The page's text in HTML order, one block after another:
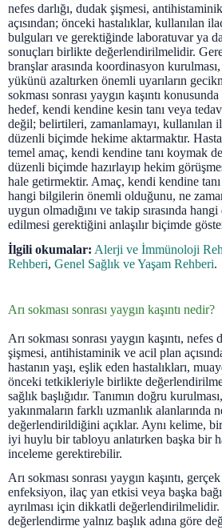
nefes darlığı, dudak şişmesi,
açısından; önceki hastalıklar, kullanılan
bulguları ve gerektiğinde laboratuvar ya
sonuçları birlikte değerlendirilmelidir.
branşlar arasında koordinasyon
yükünü azaltırken önemli uyarıların
sokması sonrası yaygın kaşıntı
hedef, kendi kendine kesin tanı veya
değil; belirtileri, zamanlamayı, kullanılan
düzenli biçimde hekime aktarmaktır. Hasta
temel amaç, kendi kendine tanı koymak
düzenli biçimde hazırlayıp hekim
hale getirmektir. Amaç, kendi kendine
hangi bilgilerin önemli olduğunu, ne
uygun olmadığını ve takip sırasında
edilmesi gerektiğini anlaşılır biçimde
İlgili okumalar: Alerji ve İmmünoloji
Rehberi, Genel Sağlık ve Yaşam Rehberi.
Arı sokması sonrası yaygın kaşıntı nedir?
Arı sokması sonrası yaygın kaşıntı, nefes
şişmesi, antihistaminik ve acil plan
hastanın yaşı, eşlik eden hastalıkları,
önceki tetkikleriyle birlikte
sağlık başlığıdır. Tanımın doğru
yakınmaların farklı uzmanlık alanlarında
değerlendirildiğini açıklar. Aynı kelime,
iyi huylu bir tabloyu anlatırken başka bir
inceleme gerektirebilir.
Arı sokması sonrası yaygın kaşıntı,
enfeksiyon, ilaç yan etkisi veya başka
ayrılması için dikkatli
değerlendirme yalnız başlık adına göre